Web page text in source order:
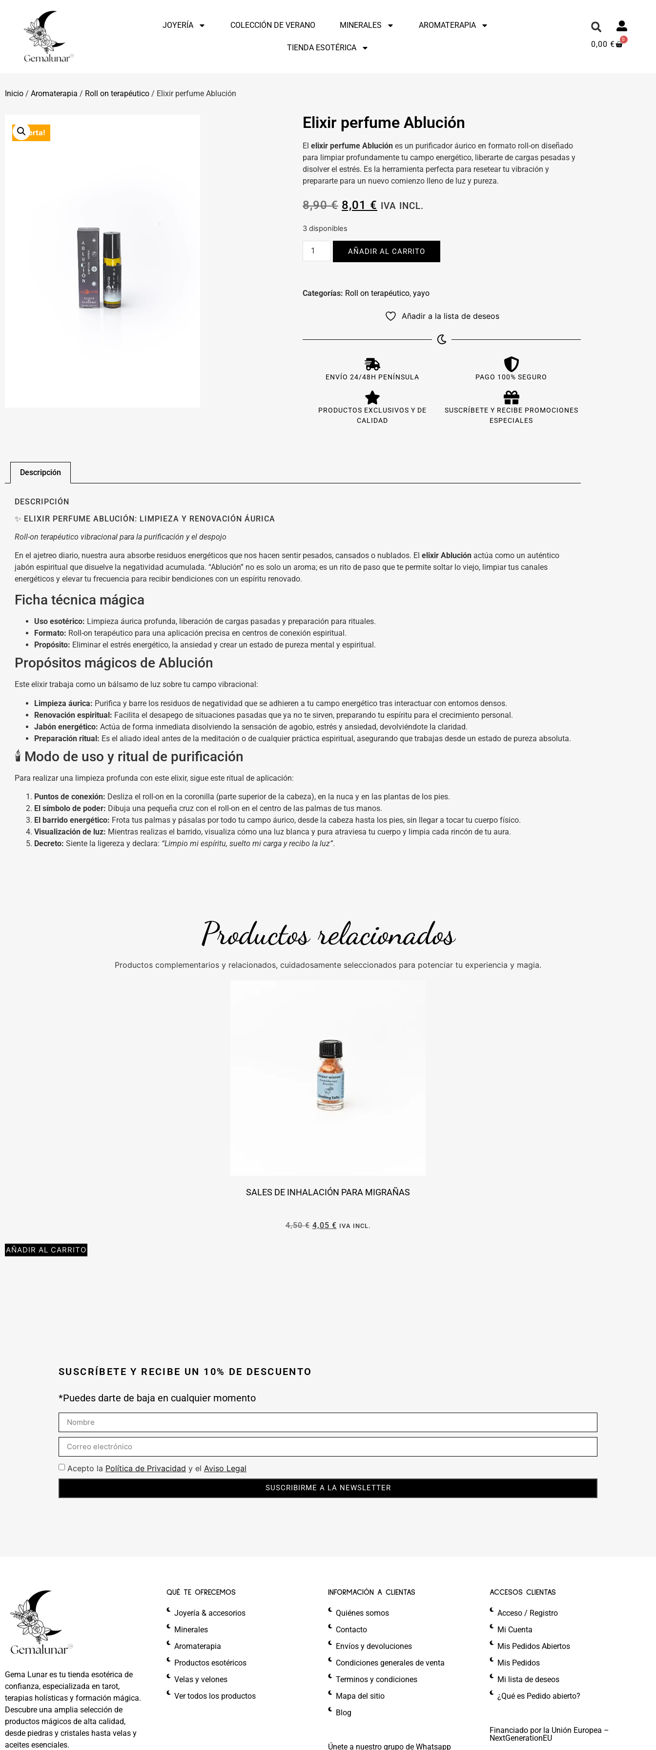
JOYERÍA COLECCIÓN DE VERANO MINERALES AROMATERAPIA
TIENDA ESOTÉRICA 0,00 €
0
Inicio / Aromaterapia / Roll on terapéutico​ / Elixir perfume Ablución
¡Oferta!
Elixir perfume Ablución
El elixir perfume Ablución es un purificador áurico en formato roll-on diseñado
para limpiar profundamente tu campo energético, liberarte de cargas pesadas y
disolver el estrés. Es la herramienta perfecta para resetear tu vibración y
prepararte para un nuevo comienzo lleno de luz y pureza.
8,90€ 8,01 € IVA INCL.
3 disponibles
AÑADIR AL CARRITO
Categorías: Roll on terapéutico​, yayo
Añadir a la lista de deseos
ENVÍO 24/48H PENÍNSULA PAGO 100% SEGURO
PRODUCTOS EXCLUSIVOS Y DE
CALIDAD
SUSCRÍBETE Y RECIBE PROMOCIONES
ESPECIALES
Descripción
DESCRIPCIÓN
✨ ELIXIR PERFUME ABLUCIÓN: LIMPIEZA Y RENOVACIÓN ÁURICA
Roll-on terapéutico vibracional para la purificación y el despojo
En el ajetreo diario, nuestra aura absorbe residuos energéticos que nos hacen sentir pesados, cansados o nublados. El elixir Ablución actúa como un auténtico
jabón espiritual que disuelve la negatividad acumulada. “Ablución” no es solo un aroma; es un rito de paso que te permite soltar lo viejo, limpiar tus canales
energéticos y elevar tu frecuencia para recibir bendiciones con un espíritu renovado.
Ficha técnica mágica
Uso esotérico: Limpieza áurica profunda, liberación de cargas pasadas y preparación para rituales.
Formato: Roll-on terapéutico para una aplicación precisa en centros de conexión espiritual.
Propósito: Eliminar el estrés energético, la ansiedad y crear un estado de pureza mental y espiritual.
Propósitos mágicos de Ablución
Este elixir trabaja como un bálsamo de luz sobre tu campo vibracional:
Limpieza áurica: Purifica y barre los residuos de negatividad que se adhieren a tu campo energético tras interactuar con entornos densos.
Renovación espiritual: Facilita el desapego de situaciones pasadas que ya no te sirven, preparando tu espíritu para el crecimiento personal.
Jabón energético: Actúa de forma inmediata disolviendo la sensación de agobio, estrés y ansiedad, devolviéndote la claridad.
Preparación ritual: Es el aliado ideal antes de la meditación o de cualquier práctica espiritual, asegurando que trabajas desde un estado de pureza absoluta.
🕯️ Modo de uso y ritual de purificación
Para realizar una limpieza profunda con este elixir, sigue este ritual de aplicación:
Puntos de conexión: Desliza el roll-on en la coronilla (parte superior de la cabeza), en la nuca y en las plantas de los pies.
El símbolo de poder: Dibuja una pequeña cruz con el roll-on en el centro de las palmas de tus manos.
El barrido energético: Frota tus palmas y pásalas por todo tu campo áurico, desde la cabeza hasta los pies, sin llegar a tocar tu cuerpo físico.
Visualización de luz: Mientras realizas el barrido, visualiza cómo una luz blanca y pura atraviesa tu cuerpo y limpia cada rincón de tu aura.
Decreto: Siente la ligereza y declara: “Limpio mi espíritu, suelto mi carga y recibo la luz”.
Productos relacionados
Productos complementarios y relacionados, cuidadosamente seleccionados para potenciar tu experiencia y magia.
SALES DE INHALACIÓN PARA MIGRAÑAS
4,50€ 4,05 € IVA INCL.
AÑADIR AL CARRITO
SUSCRÍBETE Y RECIBE UN 10% DE DESCUENTO
*Puedes darte de baja en cualquier momento
Acepto la Política de Privacidad y el Aviso Legal
SUSCRIBIRME A LA NEWSLETTER
Gema Lunar es tu tienda esotérica de
confianza, especializada en tarot,
terapias holísticas y formación mágica.
Descubre una amplia selección de
productos mágicos de alta calidad,
desde piedras y cristales hasta velas y
aceites esenciales.
QUÉ TE OFRECEMOS
Joyería & accesorios
Minerales
Aromaterapia
Productos esotéricos
Velas y velones
Ver todos los productos
INFORMACIÓN A CLIENTAS
Quiénes somos
Contacto
Envíos y devoluciones
Condiciones generales de venta
Terminos y condiciones
Mapa del sitio
Blog
Únete a nuestro grupo de Whatsapp
ACCESOS CLIENTAS
Acceso / Registro
Mi Cuenta
Mis Pedidos Abiertos
Mis Pedidos
Mi lista de deseos
¿Qué es Pedido abierto?
Financiado por la Unión Europea –
NextGenerationEU